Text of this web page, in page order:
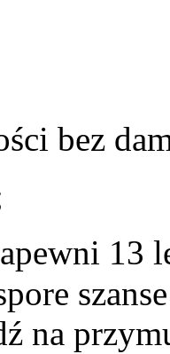
bez
13
na